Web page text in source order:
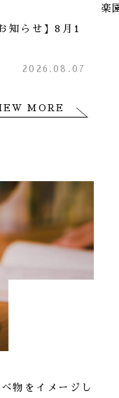
知らせ】8月1
2026.08.07
楽
MORE
物を イメージし